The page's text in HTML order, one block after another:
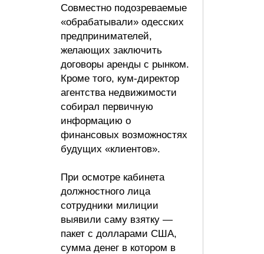
Совместно подозреваемые
«обрабатывали» одесских
предпринимателей,
желающих заключить
договоры аренды с рынком.
Кроме того, кум-директор
агентства недвижимости
собирал первичную
информацию о
финансовых возможностях
будущих «клиентов».
При осмотре кабинета
должностного лица
сотрудники милиции
выявили саму взятку —
пакет с долларами США,
сумма денег в котором в